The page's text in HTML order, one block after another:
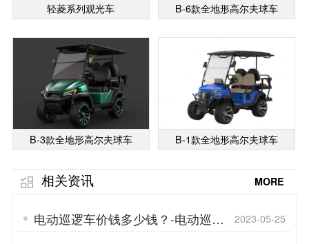
轻菱系列观光车 B-6款全地形高尔夫球车
B-3款全地形高尔夫球车 B-1款全地形高尔夫球车
相关资讯 MORE
电动巡逻车价钱多少钱？-电动巡逻
车品牌的重要性「专菱」
2023-05-25